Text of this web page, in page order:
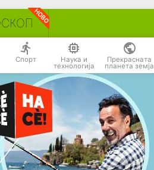
Спорт Наука и
технологија
Прекрасната
планета земја